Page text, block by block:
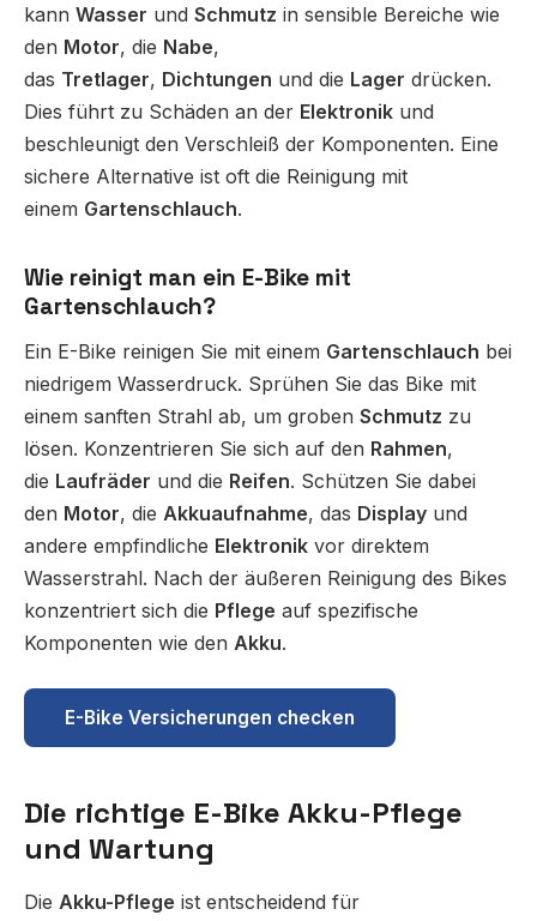
kann Wasser und Schmutz in sensible Bereiche wie
den Motor, die Nabe,
das Tretlager, Dichtungen und die Lager drücken.
Dies führt zu Schäden an der Elektronik und
beschleunigt den Verschleiß der Komponenten. Eine
sichere Alternative ist oft die Reinigung mit
einem Gartenschlauch.
Wie reinigt man ein E-Bike mit
Gartenschlauch?
Ein E-Bike reinigen Sie mit einem Gartenschlauch bei
niedrigem Wasserdruck. Sprühen Sie das Bike mit
einem sanften Strahl ab, um groben Schmutz zu
lösen. Konzentrieren Sie sich auf den Rahmen,
die Laufräder und die Reifen. Schützen Sie dabei
den Motor, die Akkuaufnahme, das Display und
andere empfindliche Elektronik vor direktem
Wasserstrahl. Nach der äußeren Reinigung des Bikes
konzentriert sich die Pflege auf spezifische
Komponenten wie den Akku.
E-Bike Versicherungen checken
Die richtige E-Bike Akku-Pflege
und Wartung
Die Akku-Pflege ist entscheidend für